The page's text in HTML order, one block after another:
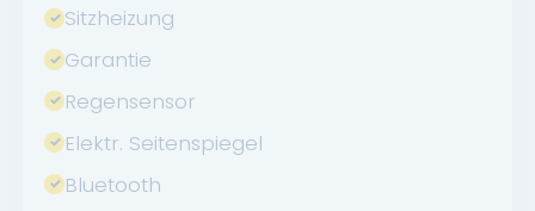
Sitzheizung
Garantie
Regensensor
Elektr. Seitenspiegel
Bluetooth